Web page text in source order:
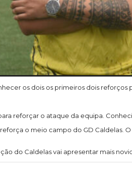
os dois os primeiros dois
reforçar o ataque da equipa.
reforça o meio campo do GD
do Caldelas vai apresentar mais